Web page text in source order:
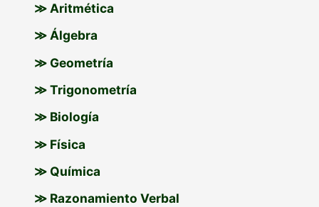
≫ Aritmética
≫ Álgebra
≫ Geometría
≫ Trigonometría
≫ Biología
≫ Física
≫ Química
≫ Razonamiento Verbal